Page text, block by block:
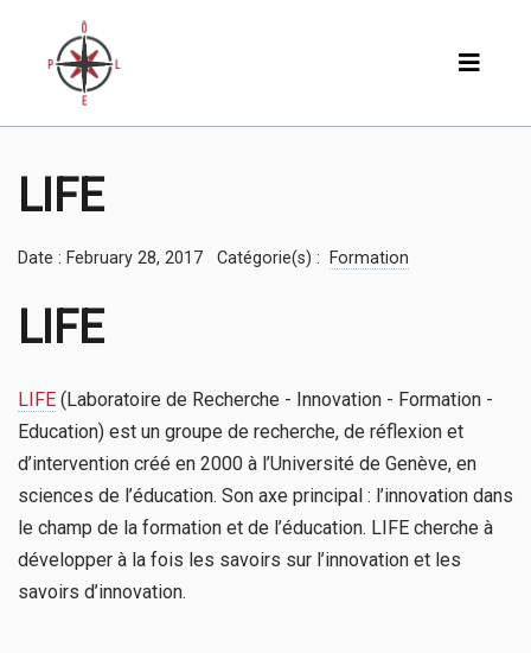
LIFE
Date : February 28, 2017 Catégorie(s) : Formation
LIFE
LIFE (Laboratoire de Recherche - Innovation - Formation -
Education) est un groupe de recherche, de réflexion et
d’intervention créé en 2000 à l’Université de Genève, en
sciences de l’éducation. Son axe principal : l’innovation dans
le champ de la formation et de l’éducation. LIFE cherche à
développer à la fois les savoirs sur l’innovation et les
savoirs d’innovation.